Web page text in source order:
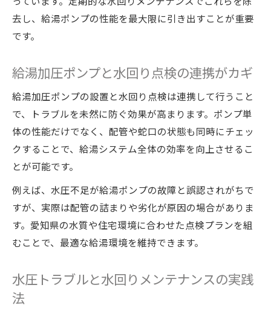
去し、給湯ポンプの性能を最大限に引き出すことが重要
です。
給湯加圧ポンプと水回り点検の連携がカギ
給湯加圧ポンプの設置と水回り点検は連携して行うこと
で、トラブルを未然に防ぐ効果が高まります。ポンプ単
体の性能だけでなく、配管や蛇口の状態も同時にチェッ
クすることで、給湯システム全体の効率を向上させるこ
とが可能です。
例えば、水圧不足が給湯ポンプの故障と誤認されがちで
すが、実際は配管の詰まりや劣化が原因の場合がありま
す。愛知県の水質や住宅環境に合わせた点検プランを組
むことで、最適な給湯環境を維持できます。
水圧トラブルと水回りメンテナンスの実践
法